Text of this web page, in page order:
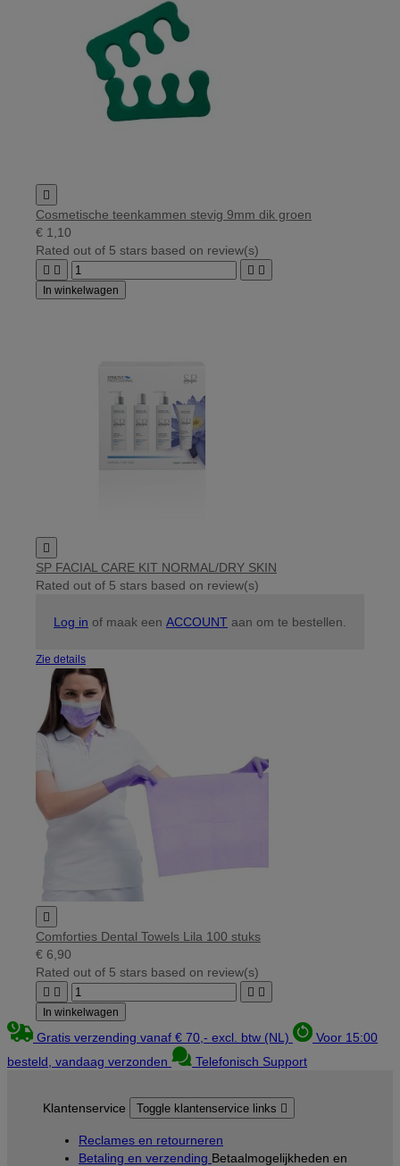

Cosmetische teenkammen stevig 9mm dik groen
€ 1,10
Rated out of 5 stars based on review(s)
   
In winkelwagen

SP FACIAL CARE KIT NORMAL/DRY SKIN
Rated out of 5 stars based on review(s)
Log in of maak een ACCOUNT aan om te bestellen.
Zie details

Comforties Dental Towels Lila 100 stuks
€ 6,90
Rated out of 5 stars based on review(s)
   
In winkelwagen
Gratis verzending vanaf € 70,- excl. btw (NL)
Voor 15:00
besteld, vandaag verzonden
Telefonisch Support
Klantenservice Toggle klantenservice links 
Reclames en retourneren
Betaling en verzending Betaalmogelijkheden en